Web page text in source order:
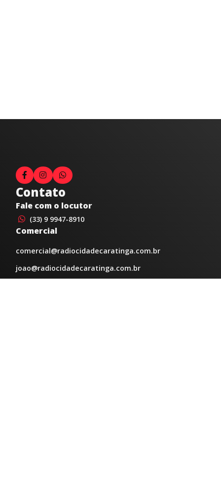
Contato
Fale com o locutor
(33) 9 9947-8910
Comercial
comercial@radiocidadecaratinga.com.br
joao@radiocidadecaratinga.com.br